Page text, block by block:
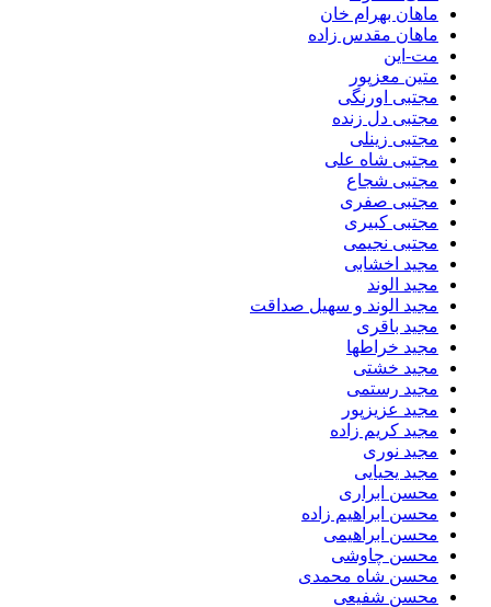
ماهان بهرام خان
ماهان مقدس زاده
مت-این
متین معزپور
مجتبی اورنگی
مجتبی دل زنده
مجتبی زینلی
مجتبی شاه علی
مجتبی شجاع
مجتبی صفری
مجتبی کبیری
مجتبی نجیمی
مجید اخشابی
مجید الوند‎
مجید الوند و سهیل صداقت
مجید باقری
مجید خراطها
مجید خشتی
مجید رستمی
مجید عزیزپور
مجید کریم زاده
مجید نوری
مجید یحیایی
محسن ابراری
محسن ابراهیم زاده
محسن ابراهیمی
محسن چاوشی
محسن شاه محمدی
محسن شفیعی